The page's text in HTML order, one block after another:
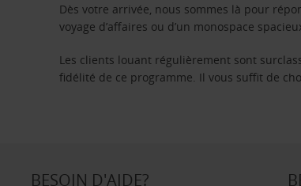
Dès votre arrivée, nous sommes là pour
voyage d’affaires ou d’un monospace
Les clients louant régulièrement sont
fidélité de ce programme. Il vous suffit de
BESOIN D'AIDE?